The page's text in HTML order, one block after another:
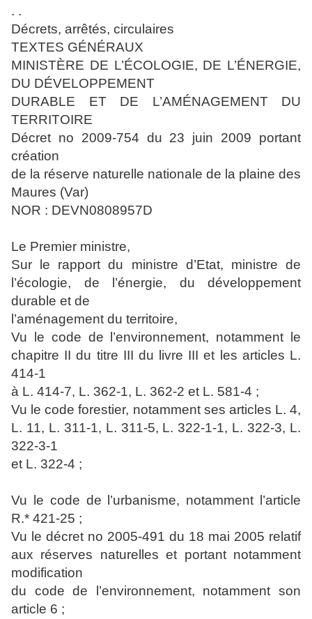
. .
Décrets, arrêtés, circulaires
TEXTES GÉNÉRAUX
MINISTÈRE DE L’ÉCOLOGIE, DE L’ÉNERGIE,
DU DÉVELOPPEMENT
DURABLE ET DE L’AMÉNAGEMENT DU
TERRITOIRE
Décret no 2009-754 du 23 juin 2009 portant
création
de la réserve naturelle nationale de la plaine des
Maures (Var)
NOR : DEVN0808957D
Le Premier ministre,
Sur le rapport du ministre d’Etat, ministre de
l’écologie, de l’énergie, du développement
durable et de
l’aménagement du territoire,
Vu le code de l’environnement, notamment le
chapitre II du titre III du livre III et les articles L.
414-1
à L. 414-7, L. 362-1, L. 362-2 et L. 581-4 ;
Vu le code forestier, notamment ses articles L. 4,
L. 11, L. 311-1, L. 311-5, L. 322-1-1, L. 322-3, L.
322-3-1
et L. 322-4 ;
Vu le code de l’urbanisme, notamment l’article
R.* 421-25 ;
Vu le décret no 2005-491 du 18 mai 2005 relatif
aux réserves naturelles et portant notamment
modification
du code de l’environnement, notamment son
article 6 ;